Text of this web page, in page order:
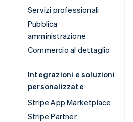
Servizi professionali
Pubblica
amministrazione
Commercio al dettaglio
Integrazioni e soluzioni
personalizzate
Stripe App Marketplace
Stripe Partner